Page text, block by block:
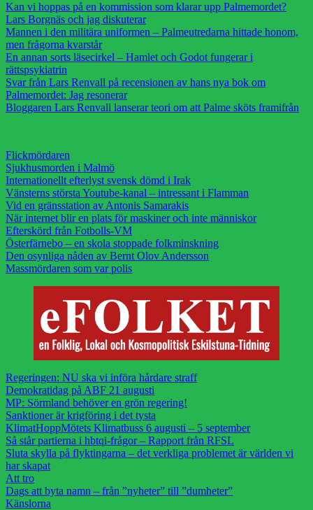
Kan vi hoppas på en kommission som klarar upp Palmemordet?
Lars Borgnäs och jag diskuterar
Mannen i den militära uniformen – Palmeutredarna hittade honom,
men frågorna kvarstår
En annan sorts läsecirkel – Hamlet och Godot fungerar i
rättspsykiatrin
Svar från Lars Renvall på recensionen av hans nya bok om
Palmemordet: Jag resonerar
Bloggaren Lars Renvall lanserar teori om att Palme sköts framifrån
Flickmördaren
Sjukhusmorden i Malmö
Internationellt efterlyst svensk dömd i Irak
Vänsterns största Youtube-kanal – intressant i Flamman
Vid en gränsstation av Antonis Samarakis
När internet blir en plats för maskiner och inte människor
Efterskörd från Fotbolls-VM
Österfärnebo – en skola stoppade folkminskning
Den osynliga nåden av Bernt Olov Andersson
Massmördaren som var polis
Regeringen: NU ska vi införa hårdare straff
Demokratidag på ABF 21 augusti
MP: Sörmland behöver en grön regering!
Sanktioner är krigföring i det tysta
KlimatHoppMötets Klimatbuss 6 augusti – 5 september
Så står partierna i hbtqi-frågor – Rapport från RFSL
Sluta skylla på flyktingarna – det verkliga problemet är världen vi
har skapat
Att tro
Dags att byta namn – från ”nyheter” till ”dumheter”
Känslorna